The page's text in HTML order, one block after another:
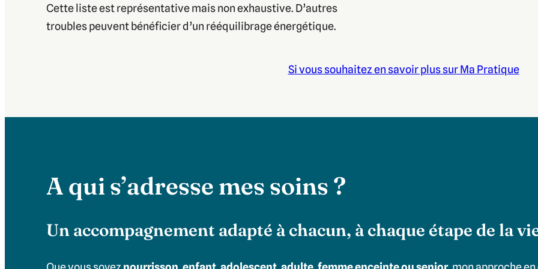
Cette liste est représentative mais non exhaustive. D’autres
troubles peuvent bénéficier d’un rééquilibrage énergétique.
Si vous souhaitez en savoir plus sur Ma Pratique
A qui s’adresse mes soins ?
Un accompagnement adapté à chacun, à chaque étape de la